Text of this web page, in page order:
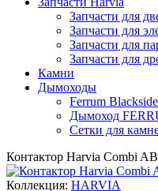
Запчасти для
Запчасти для
Запчасти для
Запчасти для
Камни
Дымоходы
Ferrum Blackside
Дымоход
Сетки для
Контактор Harvia Combi
Коллекция: HARVIA